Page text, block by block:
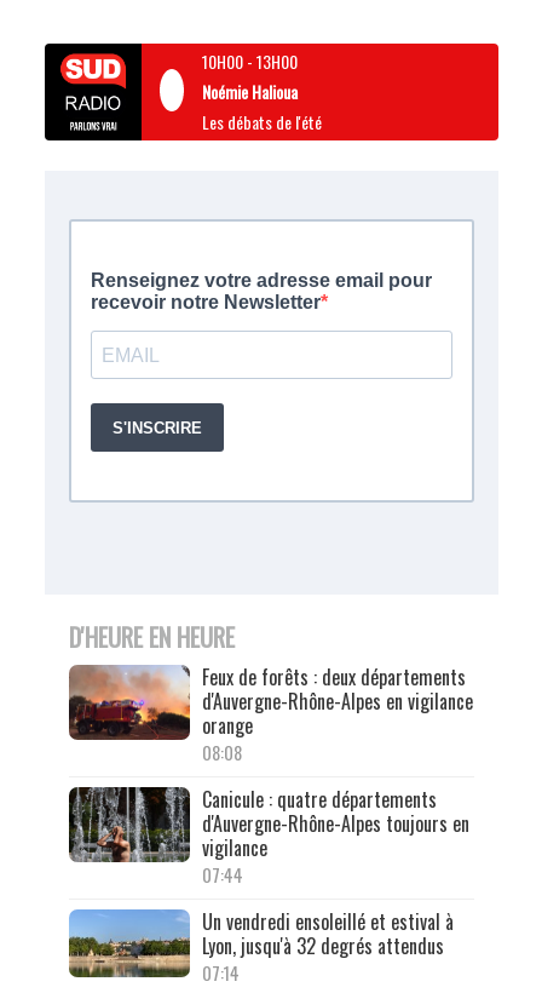
10H00-13H00
Noémie Halioua
Les débats de l'été
D'HEURE EN HEURE
Feux de forêts : deux départements
d'Auvergne-Rhône-Alpes en vigilance
orange
08:08
Canicule : quatre départements
d'Auvergne-Rhône-Alpes toujours en
vigilance
07:44
Un vendredi ensoleillé et estival à
Lyon, jusqu'à 32 degrés attendus
07:14